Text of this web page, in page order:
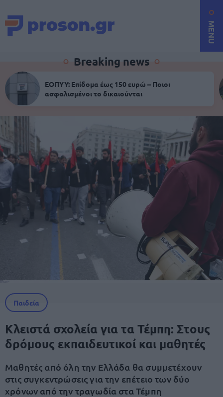
MENU
Breaking news
ΕΟΠΥΥ: Επίδομα έως 150 ευρώ – Ποιοι
ασφαλισμένοι το δικαιούνται
Παιδεία
Κλειστά σχολεία για τα Τέμπη: Στους
δρόμους εκπαιδευτικοί και μαθητές
Μαθητές από όλη την Ελλάδα θα συμμετέχουν
στις συγκεντρώσεις για την επέτειο των δύο
χρόνων από την τραγωδία στα Τέμπη